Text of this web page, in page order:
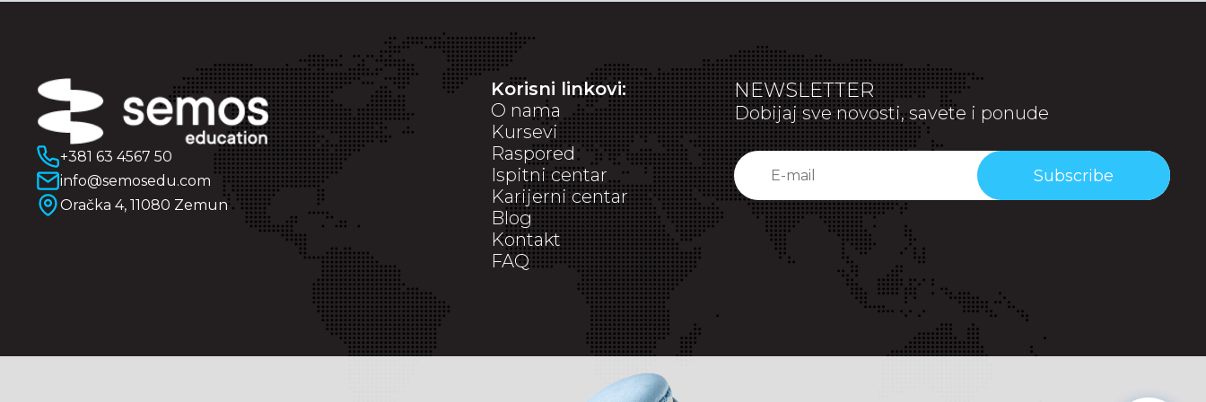
+381 63 4567 50
info@semosedu.com
Oračka 4, 11080 Zemun
Korisni linkovi:
O nama
Kursevi
Raspored
Ispitni centar
Karijerni centar
Blog
Kontakt
FAQ
NEWSLETTER
Dobijaj sve novosti, savete i ponude
Subscribe